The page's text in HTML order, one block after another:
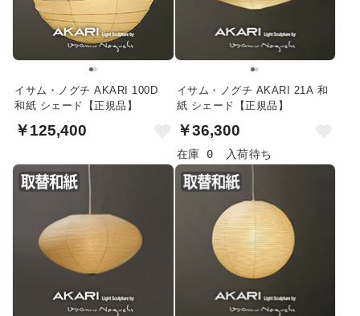
イサム・ノグチ AKARI 100D
和紙 シェード【正規品】
￥125,400
イサム・ノグチ AKARI 21A 和
紙 シェード【正規品】
￥36,300
在庫 0 入荷待ち